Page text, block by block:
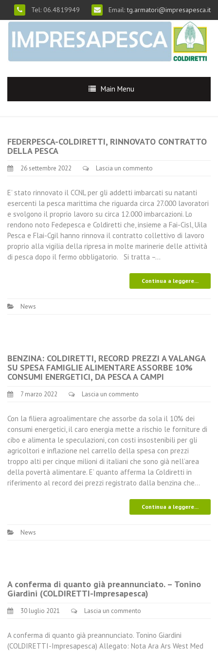
Tel: 06.4819949 Email:tg.armatori@impresapesca.it
Main Menu
FEDERPESCA-COLDIRETTI, RINNOVATO CONTRATTO
DELLA PESCA
26 settembre 2022 Lascia un commento
E’ stato rinnovato il CCNL per gli addetti imbarcati su natanti
esercenti la pesca marittima che riguarda circa 27.000 lavoratori
e svolgono il proprio lavoro su circa 12.000 imbarcazioni. Lo
rendono noto Fedepesca e Coldiretti che, insieme a Fai-Cisl, Uila
Pesca e Flai-Cgil hanno rinnova il contratto collettivo di lavoro
proprio alla vigilia della ripresa in molte marinerie delle attività
di pesca dopo il fermo obbligatorio. Si tratta –…
Continua a leggere...
News
BENZINA: COLDIRETTI, RECORD PREZZI A VALANGA
SU SPESA FAMIGLIE ALIMENTARE ASSORBE 10%
CONSUMI ENERGETICI, DA PESCA A CAMPI
7 marzo 2022 Lascia un commento
Con la filiera agroalimentare che assorbe da sola il 10% dei
consumi energetici, il caro energia mette a rischio le forniture di
cibo e alimenta le speculazioni, con costi insostenibili per gli
agricoltori e inflazione nel carrello della spesa con prezzi
troppo alti per cinque milioni di italiani che sono già nell’area
della povertà alimentare. E’ quanto afferma la Coldiretti in
riferimento al record dei prezzi registrato dalla benzina che…
Continua a leggere...
News
A conferma di quanto già preannunciato. – Tonino
Giardini (COLDIRETTI-Impresapesca)
30 luglio 2021 Lascia un commento
A conferma di quanto già preannunciato. Tonino Giardini
(COLDIRETTI-Impresapesca) Allegato: Nota Ara Ars West Med